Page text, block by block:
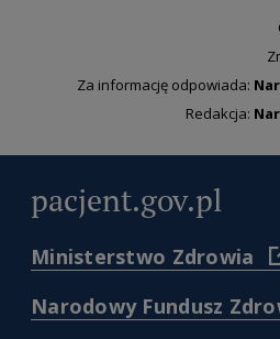
Za informację odpowiada:
Redakcja:
pacjent.gov.pl
Ministerstwo Zdrowia
Narodowy Fundusz